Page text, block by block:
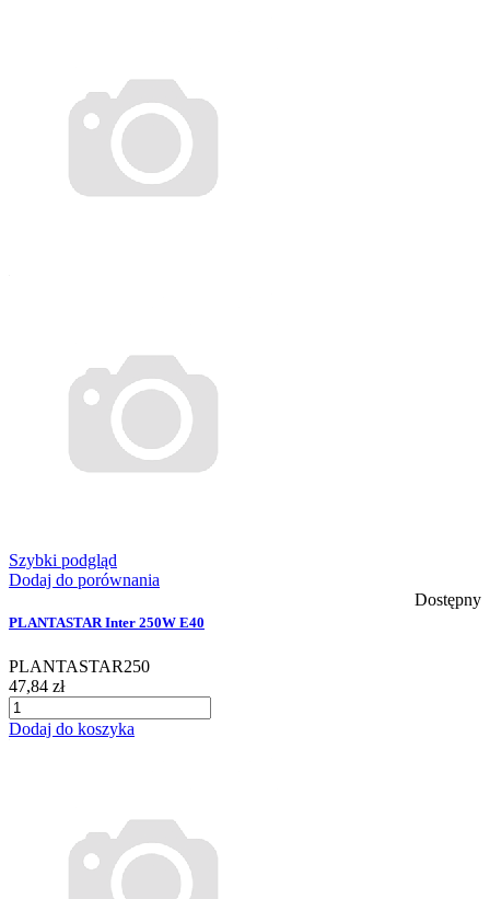
Szybki podgląd
Dodaj do porównania
Dostępny
PLANTASTAR Inter 250W E40
PLANTASTAR250
47,84 zł
Dodaj do koszyka